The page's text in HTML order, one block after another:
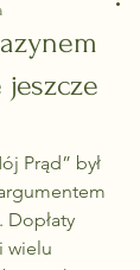
Prąd” był
wielu